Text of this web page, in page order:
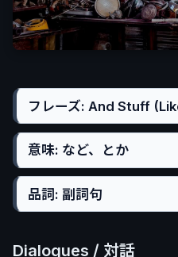
フレーズ: And Stuff
意味: など、とか
品詞: 副詞句
Dialogues / 対話